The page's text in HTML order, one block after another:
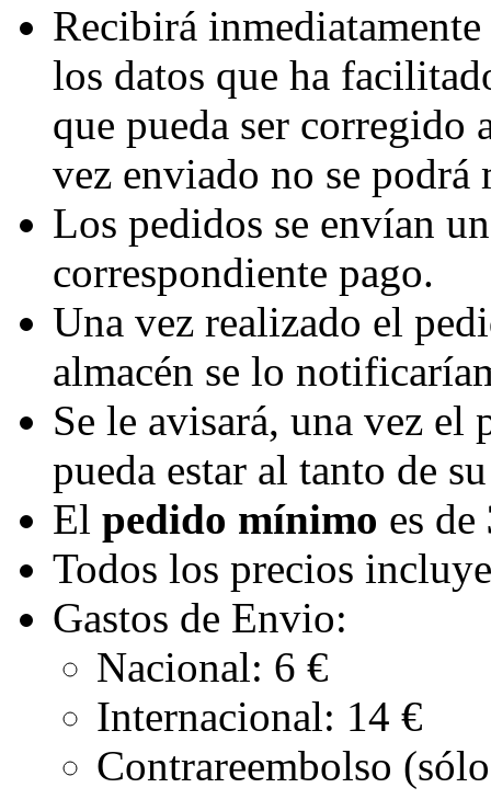
Recibirá
los datos que ha
que pueda ser corregido
vez enviado no se
Los pedidos se envían
correspondiente pago.
Una vez realizado el
almacén se lo
Se le avisará, una vez el
pueda estar al tanto de
El pedido mínimo es de
Todos los precios
Gastos de Envio:
Nacional: 6 €
Internacional: 14 €
Contrareembolso